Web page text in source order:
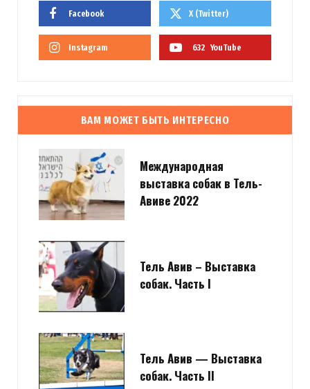
Facebook X (Twitter)
Instagram 632 YouTube
ВАМ МОЖЕТ БЫТЬ ИНТЕРЕСНО
Международная
выставка собак в Тель-
Авиве 2022
Тель Авив – Выставка
собак. Часть I
Тель Авив — Выставка
собак. Часть II